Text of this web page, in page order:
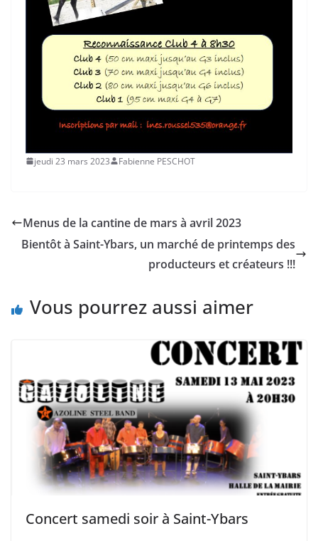
jeudi 23 mars 2023 Fabienne PESCHOT
Menus de la cantine de mars à avril 2023
Bientôt à Saint-Ybars, un marché de printemps des
producteurs et créateurs !!!
Vous pourrez aussi aimer
Concert samedi soir à Saint-Ybars